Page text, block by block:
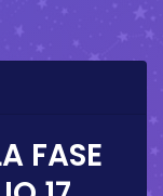
FASE